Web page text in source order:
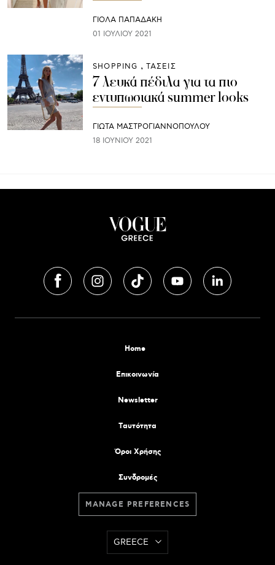
ΓΙΌΛΑ ΠΑΠΑΔΆΚΗ
01 ΙΟΥΛΊΟΥ 2021
SHOPPING ΤΑΣΕΙΣ
7 λευκά πέδιλα για τα πιο
εντυπωσιακά summer looks
ΓΙΩΤΑ ΜΑΣΤΡΟΓΙΑΝΝΟΠΟΥΛΟΥ
18 ΙΟΥΝΊΟΥ 2021
Home
Επικοινωνία
Newsletter
Tαυτότητα
Όροι Χρήσης
Συνδρομές
MANAGE PREFERENCES
GREECE